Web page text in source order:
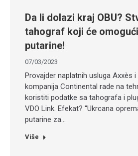
Da li dolazi kraj OBU?
tahograf koji će
putarine!
07/03/2023
Provajder naplatnih usluga Axxès
kompanija Continental rade na
koristiti podatke sa tahografa i
VDO Link. Efekat? “Ukrcana
putarine za…
Više